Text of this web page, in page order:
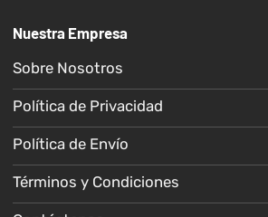
Nuestra Empresa
Sobre Nosotros
Política de Privacidad
Política de Envío
Términos y Condiciones